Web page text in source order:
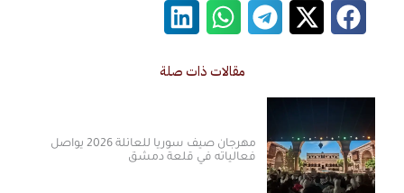
مقالات ذات صلة
مهرجان صيف سوريا للعائلة 2026 يواصل
فعالياته في قلعة دمشق